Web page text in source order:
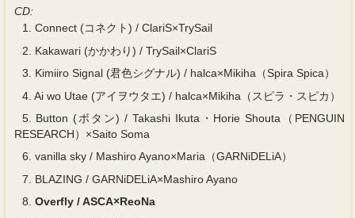
CD:
1. Connect (コネクト) / ClariS×TrySail
2.
Kakawari (かかわり) / TrySail×ClariS
3.
Kimiiro Signal (君色シグナル) / halca×Mikiha（Spira Spica）
4. Ai wo Utae (アイヲウタエ) / halca×Mikiha（スピラ・スピカ）
5.
Button (ボタン) / Takashi Ikuta・Horie Shouta（PENGUIN
RESEARCH）×Saito Soma
6. vanilla sky / Mashiro Ayano×Maria（GARNiDELiA）
7.
BLAZING / GARNiDELiA×Mashiro Ayano
8. Overfly / ASCA×ReoNa